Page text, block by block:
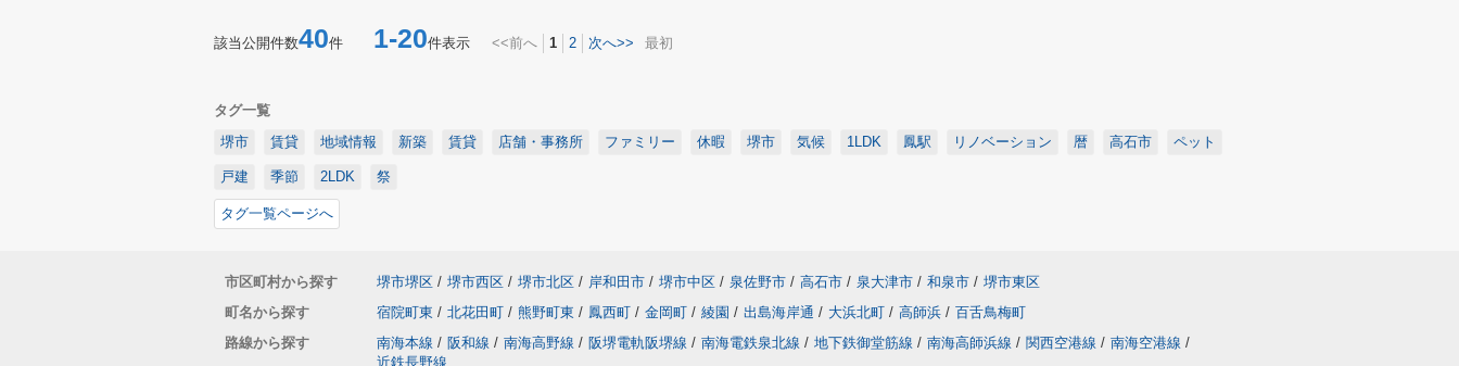
該当公開件数40件 1-20件表示 <<前へ 1 2 次へ>> 最初
タグ一覧
堺市
賃貸 地域情報 新築 賃貸 店舗・事務所 ファミリー 休暇 堺市 気候 1LDK 鳳駅 リノベーション 暦 高石市 ペット
戸建 季節 2LDK 祭
タグ一覧ページへ
市区町村から探す 堺市堺区 / 堺市西区 / 堺市北区 / 岸和田市 / 堺市中区 / 泉佐野市 / 高石市 / 泉大津市 / 和泉市 / 堺市東区
町名から探す
宿院町東 / 北花田町 / 熊野町東 / 鳳西町 / 金岡町 / 綾園 / 出島海岸通 / 大浜北町 / 高師浜 / 百舌鳥梅町
路線から探す
南海本線 / 阪和線 / 南海高野線 / 阪堺電軌阪堺線 / 南海電鉄泉北線 / 地下鉄御堂筋線 / 南海高師浜線 / 関西空港線 / 南海空港線 /
近鉄長野線